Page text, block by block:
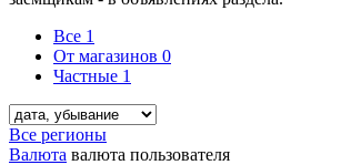
Все 1
От магазинов 0
Частные 1
Все регионы
Валюта валюта пользователя